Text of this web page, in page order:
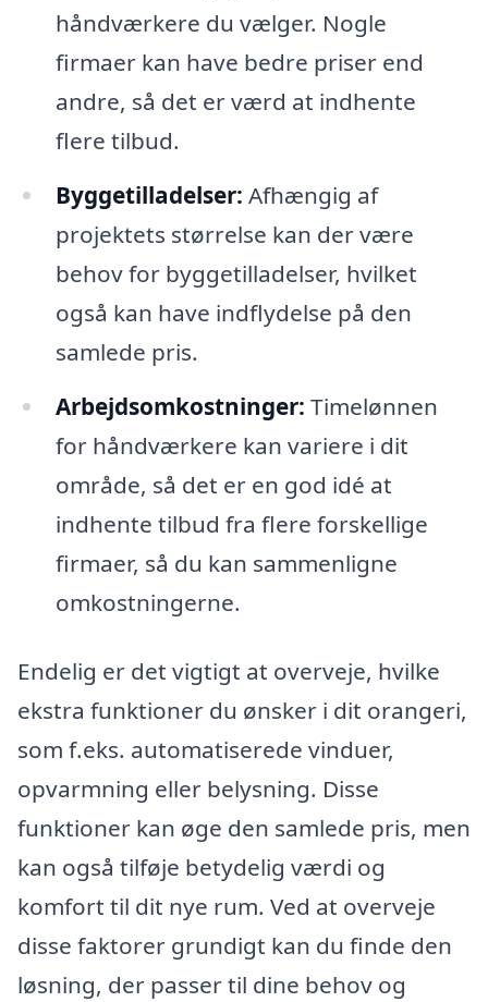
håndværkere du vælger. Nogle
firmaer kan have bedre priser end
andre, så det er værd at indhente
flere tilbud.
Byggetilladelser: Afhængig af
projektets størrelse kan der være
behov for byggetilladelser, hvilket
også kan have indflydelse på den
samlede pris.
Arbejdsomkostninger: Timelønnen
for håndværkere kan variere i dit
område, så det er en god idé at
indhente tilbud fra flere forskellige
firmaer, så du kan sammenligne
omkostningerne.
Endelig er det vigtigt at overveje, hvilke
ekstra funktioner du ønsker i dit orangeri,
som f.eks. automatiserede vinduer,
opvarmning eller belysning. Disse
funktioner kan øge den samlede pris, men
kan også tilføje betydelig værdi og
komfort til dit nye rum. Ved at overveje
disse faktorer grundigt kan du finde den
løsning, der passer til dine behov og